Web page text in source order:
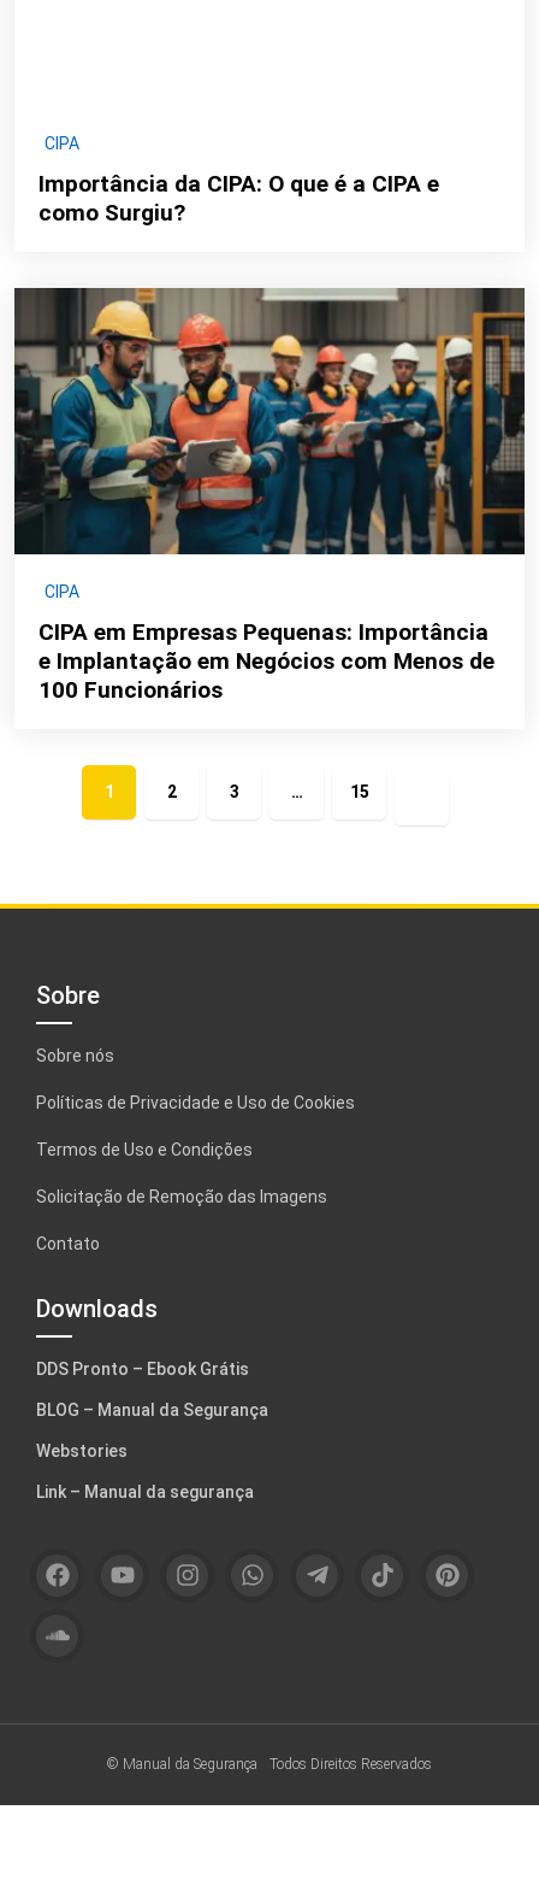
CIPA
Importância da CIPA: O que é a CIPA e
como Surgiu?
CIPA
CIPA em Empresas Pequenas: Importância
e Implantação em Negócios com Menos de
100 Funcionários
1 2 3 …
15
Sobre
Sobre nós
Políticas de Privacidade e Uso de Cookies
Termos de Uso e Condições
Solicitação de Remoção das Imagens
Contato
Downloads
DDS Pronto – Ebook Grátis
BLOG – Manual da Segurança
Webstories
Link – Manual da segurança
© Manual da Segurança Todos Direitos Reservados